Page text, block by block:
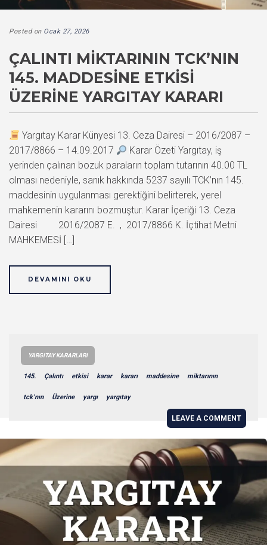
Posted on Ocak 27, 2026
ÇALINTI MIKTARININ TCK’NIN
145. MADDESINE ETKISI
ÜZERINE YARGITAY KARARI
Yargıtay Karar Künyesi 13. Ceza Dairesi – 2016/2087 –
2017/8866 – 14.09.2017
Karar Özeti Yargıtay, iş
yerinden çalınan bozuk paraların toplam tutarının 40.00 TL
olması nedeniyle, sanık hakkında 5237 sayılı TCK’nın 145.
maddesinin uygulanması gerektiğini belirterek, yerel
mahkemenin kararını bozmuştur. Karar İçeriği 13. Ceza
Dairesi 2016/2087 E. , 2017/8866 K. İçtihat Metni
MAHKEMESİ […]
DEVAMINI OKU
YARGITAY KARARLARI
145. Çalıntı etkisi karar kararı maddesine miktarının
tck’nın Üzerine yargı yargıtay
LEAVE A COMMENT